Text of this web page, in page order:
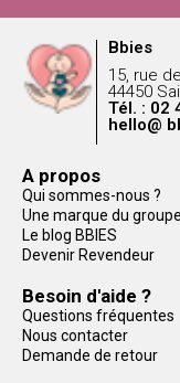
Bbies
15, rue
44450
Tél. : 02
hello@
A propos
Qui sommes-nous ?
Une marque du
Le blog BBIES
Devenir Revendeur
Besoin d'aide ?
Questions fréquentes
Nous contacter
Demande de retour